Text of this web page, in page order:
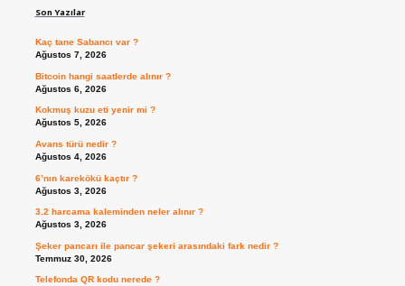
Son Yazılar
Kaç tane Sabancı var ?
Ağustos 7, 2026
Bitcoin hangi saatlerde alınır ?
Ağustos 6, 2026
Kokmuş kuzu eti yenir mi ?
Ağustos 5, 2026
Avans türü nedir ?
Ağustos 4, 2026
6’nın karekökü kaçtır ?
Ağustos 3, 2026
3.2 harcama kaleminden neler alınır ?
Ağustos 3, 2026
Şeker pancarı ile pancar şekeri arasındaki fark nedir ?
Temmuz 30, 2026
Telefonda QR kodu nerede ?